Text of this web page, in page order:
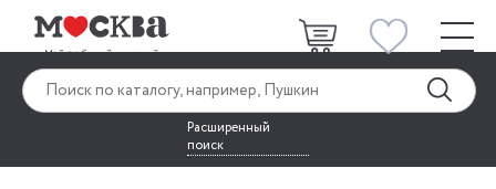
Расширенный
поиск